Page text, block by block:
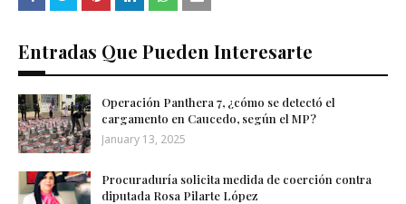
Entradas Que Pueden Interesarte
Operación Panthera 7, ¿cómo se detectó el
cargamento en Caucedo, según el MP?
January 13, 2025
Procuraduría solicita medida de coerción contra
diputada Rosa Pilarte López